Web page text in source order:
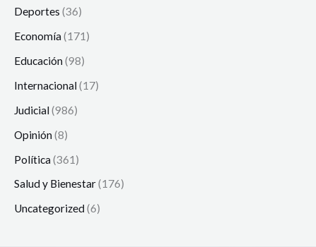
Deportes (36)
Economía(171)
Educación(98)
Internacional(17)
Judicial(986)
Opinión(8)
Política(361)
Salud y Bienestar(176)
Uncategorized(6)